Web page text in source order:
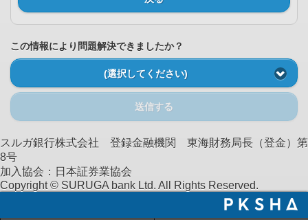
この情報により問題解決できましたか？
(選択してください)
送信する
スルガ銀行株式会社 登録金融機関 東海財務局長（登金）第
8号
加入協会：日本証券業協会
Copyright © SURUGA bank Ltd. All Rights Reserved.